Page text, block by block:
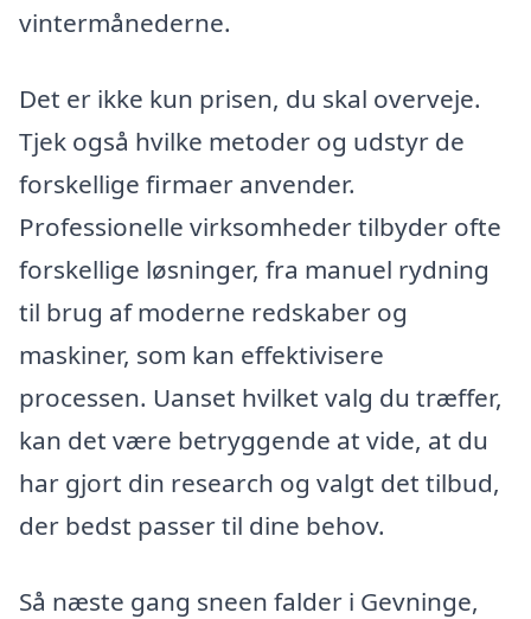
vintermånederne.
Det er ikke kun prisen, du skal overveje.
Tjek også hvilke metoder og udstyr de
forskellige firmaer anvender.
Professionelle virksomheder tilbyder ofte
forskellige løsninger, fra manuel rydning
til brug af moderne redskaber og
maskiner, som kan effektivisere
processen. Uanset hvilket valg du træffer,
kan det være betryggende at vide, at du
har gjort din research og valgt det tilbud,
der bedst passer til dine behov.
Så næste gang sneen falder i Gevninge,